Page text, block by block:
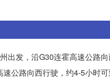
出发，沿G30连霍高速公路
公路向西行驶，约4-5小时